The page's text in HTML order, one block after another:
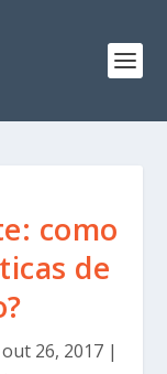
como
de
out 26, 2017|